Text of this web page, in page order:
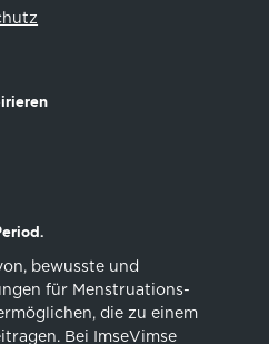
bewusste und
für Menstruations-
die zu einem
Bei ImseVimse